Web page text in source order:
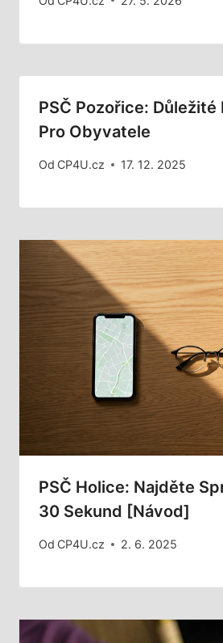
PSČ Pozořice:
Pro Obyvatele
Od CP4U.cz 17. 12. 2025
PSČ Holice: Najděte
30 Sekund [Návod]
Od CP4U.cz 2. 6. 2025